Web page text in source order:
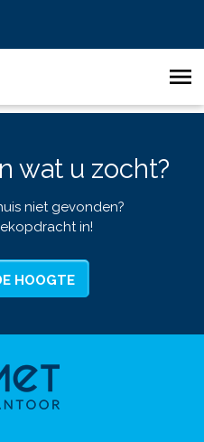
wat u zocht?
niet gevonden?
in!
HOOGTE